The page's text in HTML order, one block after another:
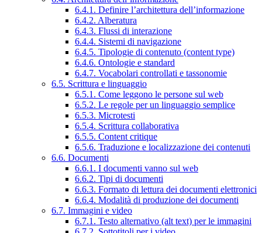
6.4.1. Definire l’architettura dell’informazione
6.4.2. Alberatura
6.4.3. Flussi di interazione
6.4.4. Sistemi di navigazione
6.4.5. Tipologie di contenuto (content type)
6.4.6. Ontologie e standard
6.4.7. Vocabolari controllati e tassonomie
6.5. Scrittura e linguaggio
6.5.1. Come leggono le persone sul web
6.5.2. Le regole per un linguaggio semplice
6.5.3. Microtesti
6.5.4. Scrittura collaborativa
6.5.5. Content critique
6.5.6. Traduzione e localizzazione dei contenuti
6.6. Documenti
6.6.1. I documenti vanno sul web
6.6.2. Tipi di documenti
6.6.3. Formato di lettura dei documenti elettronici
6.6.4. Modalità di produzione dei documenti
6.7. Immagini e video
6.7.1. Testo alternativo (alt text) per le immagini